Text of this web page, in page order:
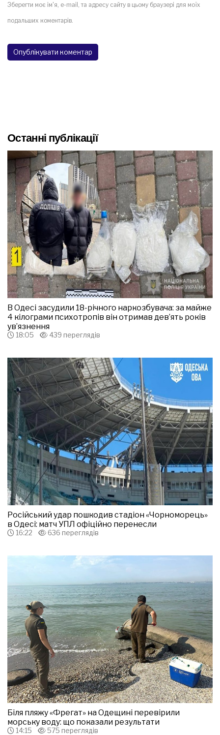
Зберегти моє ім'я, e-mail, та адресу сайту в цьому браузері для моїх
подальших коментарів.
Останні публікації
В Одесі засудили 18-річного наркозбувача: за майже
4 кілограми психотропів він отримав дев’ять років
ув’язнення
18:05 439 переглядів
Російський удар пошкодив стадіон «Чорноморець»
в Одесі: матч УПЛ офіційно перенесли
16:22 636 переглядів
Біля пляжу «Фрегат» на Одещині перевірили
морську воду: що показали результати
14:15 575 переглядів